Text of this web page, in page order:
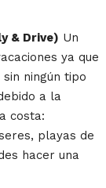
& Drive) Un
ya que
ningún tipo
a la
costa:
playas de
hacer una